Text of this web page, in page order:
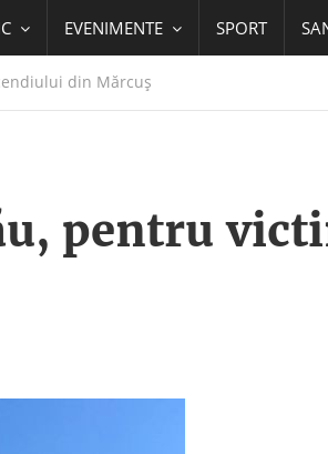
EVENIMENTE SPORT
din Mărcuș
pentru